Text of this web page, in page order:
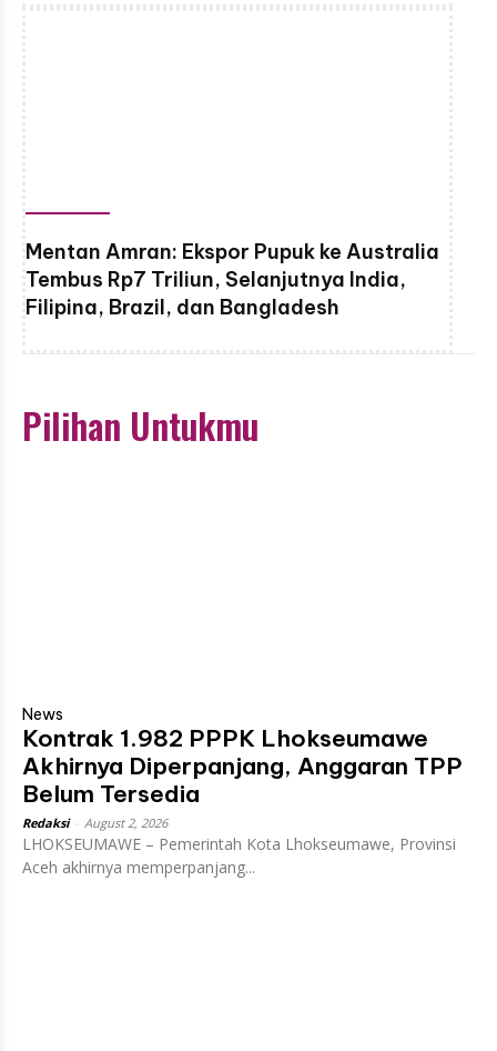
Mentan Amran: Ekspor Pupuk ke Australia
Tembus Rp7 Triliun, Selanjutnya India,
Filipina, Brazil, dan Bangladesh
Pilihan Untukmu
News
Kontrak 1.982 PPPK Lhokseumawe
Akhirnya Diperpanjang, Anggaran TPP
Belum Tersedia
Redaksi August 2, 2026
LHOKSEUMAWE – Pemerintah Kota Lhokseumawe, Provinsi
Aceh akhirnya memperpanjang...